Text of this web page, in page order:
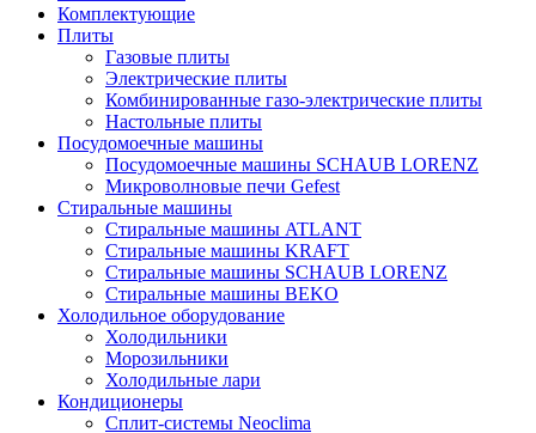
Комплектующие
Плиты
Газовые плиты
Электрические плиты
Комбинированные газо-электрические плиты
Настольные плиты
Посудомоечные машины
Посудомоечные машины SCHAUB LORENZ
Микроволновые печи Gefest
Стиральные машины
Стиральные машины ATLANT
Стиральные машины KRAFT
Стиральные машины SCHAUB LORENZ
Стиральные машины BEKO
Холодильное оборудование
Холодильники
Морозильники
Холодильные лари
Кондиционеры
Сплит-системы Neoclima